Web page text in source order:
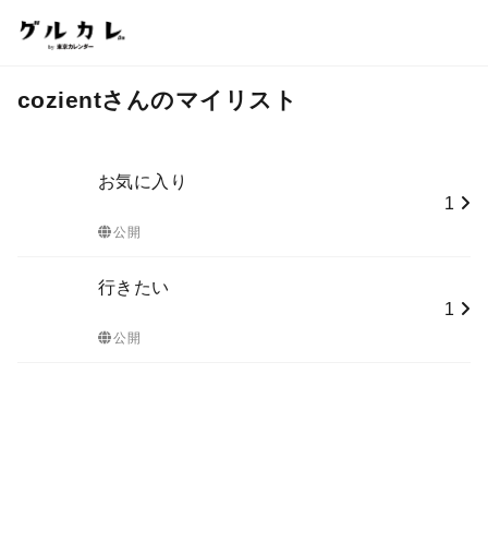
cozientさんのマイリスト
お気に入り
公開
1
行きたい
公開
1